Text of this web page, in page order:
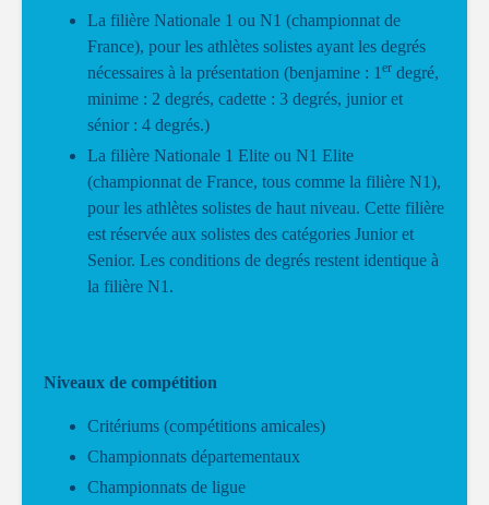
La filière Nationale 1 ou N1 (championnat de
France), pour les athlètes solistes ayant les degrés
nécessaires à la présentation (benjamine : 1 er degré,
minime : 2 degrés, cadette : 3 degrés, junior et
sénior : 4 degrés.)
La filière Nationale 1 Elite ou N1 Elite
(championnat de France, tous comme la filière N1),
pour les athlètes solistes de haut niveau. Cette filière
est réservée aux solistes des catégories Junior et
Senior. Les conditions de degrés restent identique à
la filière N1.
Niveaux de compétition
Critériums (compétitions amicales)
Championnats départementaux
Championnats de ligue